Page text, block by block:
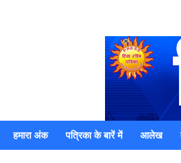
यह एक धर्मिक और
हमारा अंक पत्रिका के बारें में आलेख